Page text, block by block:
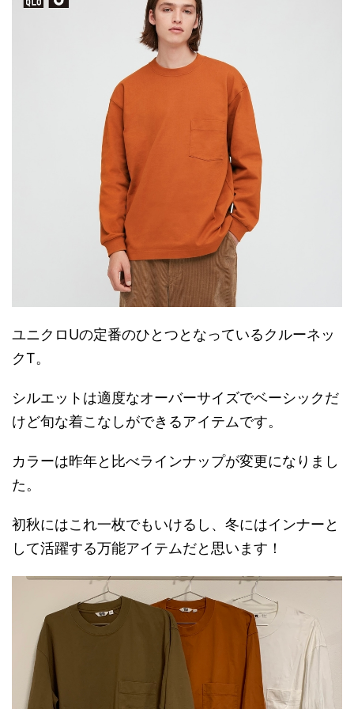
ユニクロUの定番のひとつとなっているクルーネッ
クT。
シルエットは適度なオーバーサイズでベーシックだ
けど旬な着こなしができるアイテムです。
カラーは昨年と比べラインナップが変更になりまし
た。
初秋にはこれ一枚でもいけるし、冬にはインナーと
して活躍する万能アイテムだと思います！